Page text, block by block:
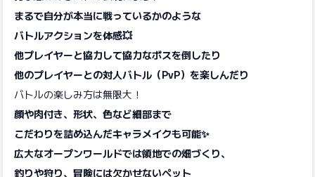
まるで自分が本当に戦っているかのような
バトルアクションを体感💥
他プレイヤーと協力して協力なボスを倒したり
他のプレイヤーとの対人バトル（PvP）を楽しんだり
バトルの楽しみ方は無限大！
顔や肉付き、形状、色など細部まで
こだわりを詰め込んだキャラメイクも可能✨
広大なオープンワールドでは領地での畑づくり、
釣りや狩り、冒険には欠かせないペット